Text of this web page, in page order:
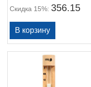
Скидка 15%: 356.15